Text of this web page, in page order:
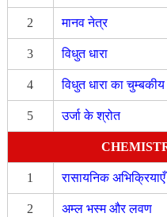
2 मानव नेत्र
3 विधुत धारा
4 विधुत धारा का चुम्बकीय
5 उर्जा के श्रोत
1 रासायनिक
2 अम्ल भस्म और लवण